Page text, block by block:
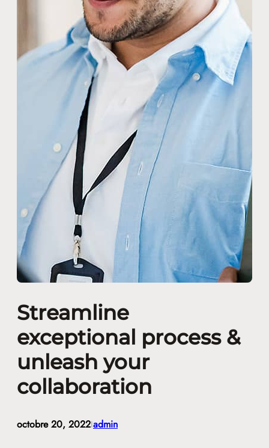
Streamline
exceptional process &
unleash your
collaboration
octobre 20, 2022Iadmin